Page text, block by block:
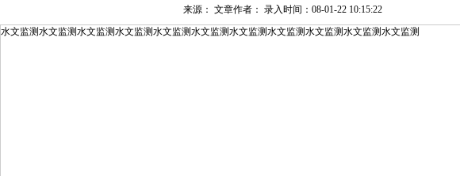
来源： 文章作者： 录入时间：08-01-22 10:15:22
水文监测水文监测水文监测水文监测水文监测水文监测水文监测水文监测水文监测水文监测水文监测